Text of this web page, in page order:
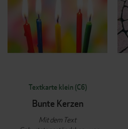
Textkarte klein (C6)
Bunte Kerzen
Mit dem Text